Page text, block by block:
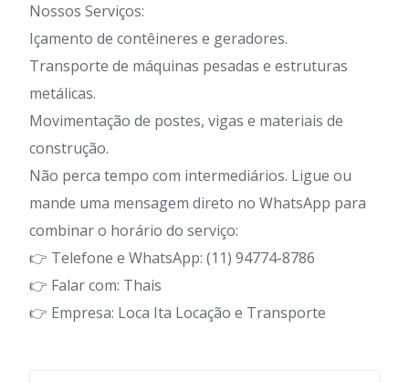
Nossos Serviços:
Içamento de contêineres e geradores.
Transporte de máquinas pesadas e estruturas
metálicas.
Movimentação de postes, vigas e materiais de
construção.
Não perca tempo com intermediários. Ligue ou
mande uma mensagem direto no WhatsApp para
combinar o horário do serviço:
👉 Telefone e WhatsApp: (11) 94774-8786
👉 Falar com: Thais
👉 Empresa: Loca Ita Locação e Transporte